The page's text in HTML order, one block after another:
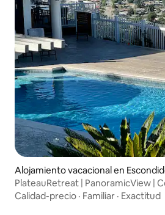
Alojamiento vacacional en
PlateauRetreat | PanoramicView |
Calidad-precio · Familiar · Exactitud